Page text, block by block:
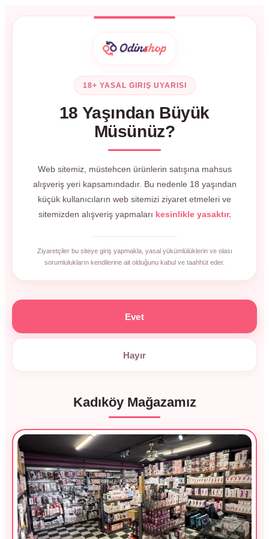
18+ YASAL GIRIŞ UYARISI
18 Yaşından Büyük
Müsünüz?
Web sitemiz, müstehcen ürünlerin satışına mahsus
alışveriş yeri kapsamındadır. Bu nedenle 18 yaşından
küçük kullanıcıların web sitemizi ziyaret etmeleri ve
sitemizden alışveriş yapmaları kesinlikle yasaktır.
Ziyaretçiler bu siteye giriş yapmakla, yasal yükümlülüklerin ve olası
sorumlulukların kendilerine ait olduğunu kabul ve taahhüt eder.
Kadıköy Mağazamız
Evet
Hayır